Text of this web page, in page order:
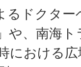
るドクタ
や、南海
における